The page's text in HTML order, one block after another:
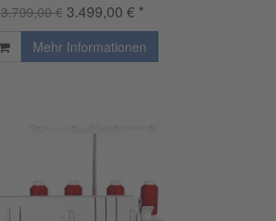
3.799,00 € 3.499,00 € *
Mehr Informationen